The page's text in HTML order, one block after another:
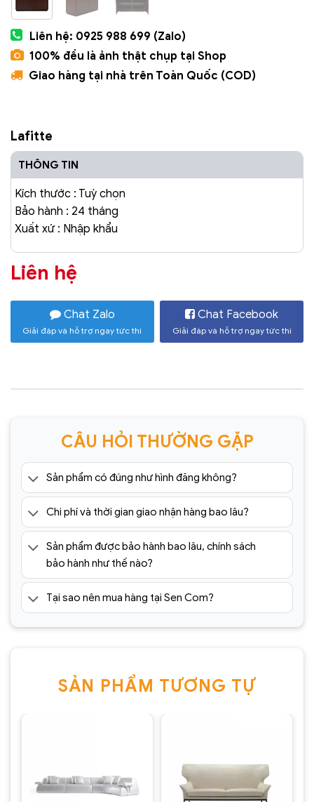
Liên hệ: 0925 988 699 (Zalo)
100% đều là ảnh thật chụp tại Shop
Giao hàng tại nhà trên Toàn Quốc (COD)
Lafitte
THÔNG TIN
Kích thước : Tuỳ chọn
Bảo hành : 24 tháng
Xuất xứ : Nhập khẩu
Liên hệ
Chat Zalo
Giải đáp và hỗ trợ ngay tức thì
Chat Facebook
Giải đáp và hỗ trợ ngay tức thì
CÂU HỎI THƯỜNG GẶP
Sản phẩm có đúng như hình đăng không?
Chi phí và thời gian giao nhận hàng bao lâu?
Sản phẩm được bảo hành bao lâu, chính sách
bảo hành như thế nào?
Tại sao nên mua hàng tại Sen Com?
SẢN PHẨM TƯƠNG TỰ